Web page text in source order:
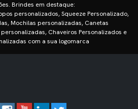
Brindes em destaque:
personalizados, Squeeze Personalizado,
Mochilas personalizadas, Canetas
Chaveiros Personalizados e
com a sua logomarca